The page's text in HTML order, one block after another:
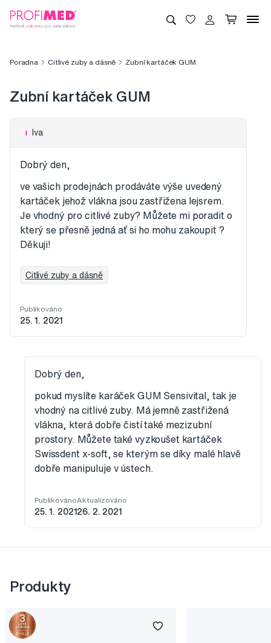
Poradna Citlivé zuby a dásně Zubní kartáček GUM
Zubní kartáček GUM
I Iva
Dobrý den,
ve vašich prodejnách prodáváte výše uvedený
kartáček jehož vlákna jsou zastřižena lejsrem.
Je vhodný pro citlivé zuby? Můžete mi poradit o
který se přesně jedná ať si ho mohu zakoupit ?
Děkuji!
Citlivé zuby a dásně
Publikováno
25. 1. 2021
Dobrý den,
pokud myslíte karáček GUM Sensivital, tak je
vhodný na citlivé zuby. Má jemně zastřižená
vlákna, která dobře čistí také mezizubní
prostory. Můžete také vyzkoušet kartáček
Swissdent x-soft, se kterým se díky malé hlavě
dobře manipuluje v ústech.
Publikováno
25. 1. 2021
Aktualizováno
26. 2. 2021
Produkty